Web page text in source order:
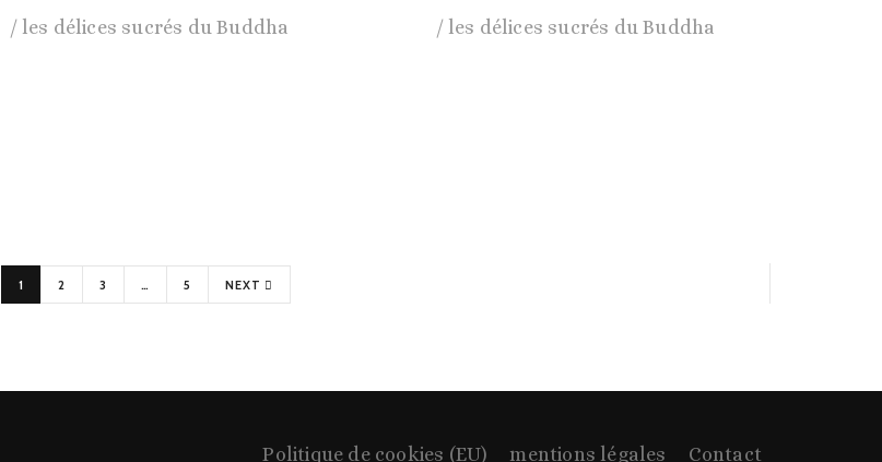
les délices sucrés du Buddha
les délices sucrés du Buddha
1 2 3 … 5 NEXT
Politique de cookies (EU) mentions légales Contact